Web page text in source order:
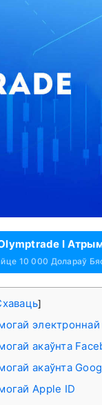
І
10 000 Долараў
]
акаўнта
акаўнта
Apple ID